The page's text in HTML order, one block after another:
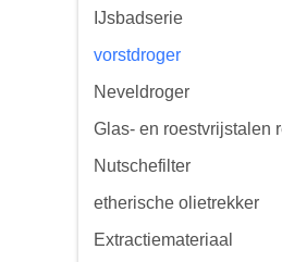
IJsbadserie
vorstdroger
Neveldroger
Glas- en roestvrijstalen
Nutschefilter
etherische olietrekker
Extractiemateriaal